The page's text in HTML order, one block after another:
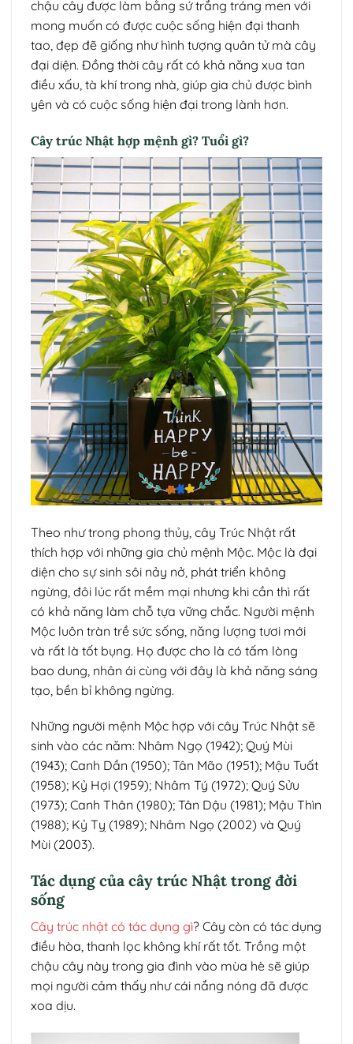
chậu cây được làm bằng sứ trắng tráng men với
mong muốn có được cuộc sống hiện đại thanh
tao, đẹp đẽ giống như hình tượng quân tử mà cây
đại diện. Đồng thời cây rất có khả năng xua tan
điều xấu, tà khí trong nhà, giúp gia chủ được bình
yên và có cuộc sống hiện đại trong lành hơn.
Cây trúc Nhật hợp mệnh gì? Tuổi gì?
Theo như trong phong thủy, cây Trúc Nhật rất
thích hợp với những gia chủ mệnh Mộc. Mộc là đại
diện cho sự sinh sôi nảy nở, phát triển không
ngừng, đôi lúc rất mềm mại nhưng khi cần thì rất
có khả năng làm chỗ tựa vững chắc. Người mệnh
Mộc luôn tràn trề sức sống, năng lượng tươi mới
và rất là tốt bụng. Họ được cho là có tấm lòng
bao dung, nhân ái cùng với đây là khả năng sáng
tạo, bền bỉ không ngừng.
Những người mệnh Mộc hợp với cây Trúc Nhật sẽ
sinh vào các năm: Nhâm Ngọ (1942); Quý Mùi
(1943); Canh Dần (1950); Tân Mão (1951); Mậu Tuất
(1958); Kỷ Hợi (1959); Nhâm Tý (1972); Quý Sửu
(1973); Canh Thân (1980); Tân Dậu (1981); Mậu Thìn
(1988); Kỷ Tỵ (1989); Nhâm Ngọ (2002) và Quý
Mùi (2003).
Tác dụng của cây trúc Nhật trong đời
sống
Cây trúc nhật có tác dụng gì? Cây còn có tác dụng
điều hòa, thanh lọc không khí rất tốt. Trồng một
chậu cây này trong gia đình vào mùa hè sẽ giúp
mọi người cảm thấy như cái nắng nóng đã được
xoa dịu.